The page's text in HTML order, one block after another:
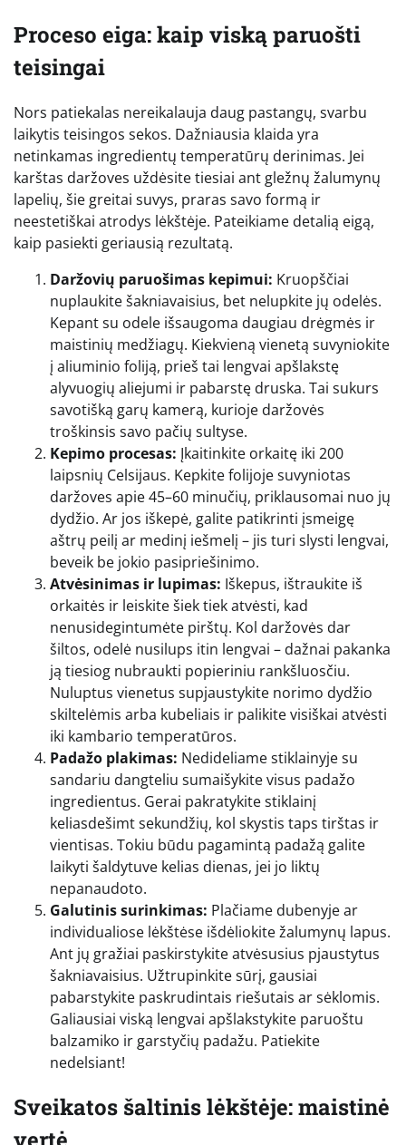
Proceso eiga: kaip viską paruošti
teisingai
Nors patiekalas nereikalauja daug pastangų, svarbu
laikytis teisingos sekos. Dažniausia klaida yra
netinkamas ingredientų temperatūrų derinimas. Jei
karštas daržoves uždėsite tiesiai ant gležnų žalumynų
lapelių, šie greitai suvys, praras savo formą ir
neestetiškai atrodys lėkštėje. Pateikiame detalią eigą,
kaip pasiekti geriausią rezultatą.
Daržovių paruošimas kepimui: Kruopščiai
nuplaukite šakniavaisius, bet nelupkite jų odelės.
Kepant su odele išsaugoma daugiau drėgmės ir
maistinių medžiagų. Kiekvieną vienetą suvyniokite
į aliuminio foliją, prieš tai lengvai apšlakstę
alyvuogių aliejumi ir pabarstę druska. Tai sukurs
savotišką garų kamerą, kurioje daržovės
troškinsis savo pačių sultyse.
Kepimo procesas: Įkaitinkite orkaitę iki 200
laipsnių Celsijaus. Kepkite folijoje suvyniotas
daržoves apie 45–60 minučių, priklausomai nuo jų
dydžio. Ar jos iškepė, galite patikrinti įsmeigę
aštrų peilį ar medinį iešmelį – jis turi slysti lengvai,
beveik be jokio pasipriešinimo.
Atvėsinimas ir lupimas: Iškepus, ištraukite iš
orkaitės ir leiskite šiek tiek atvėsti, kad
nenusidegintumėte pirštų. Kol daržovės dar
šiltos, odelė nusilups itin lengvai – dažnai pakanka
ją tiesiog nubraukti popieriniu rankšluosčiu.
Nuluptus vienetus supjaustykite norimo dydžio
skiltelėmis arba kubeliais ir palikite visiškai atvėsti
iki kambario temperatūros.
Padažo plakimas: Nedideliame stiklainyje su
sandariu dangteliu sumaišykite visus padažo
ingredientus. Gerai pakratykite stiklainį
keliasdešimt sekundžių, kol skystis taps tirštas ir
vientisas. Tokiu būdu pagamintą padažą galite
laikyti šaldytuve kelias dienas, jei jo liktų
nepanaudoto.
Galutinis surinkimas: Plačiame dubenyje ar
individualiose lėkštėse išdėliokite žalumynų lapus.
Ant jų gražiai paskirstykite atvėsusius pjaustytus
šakniavaisius. Užtrupinkite sūrį, gausiai
pabarstykite paskrudintais riešutais ar sėklomis.
Galiausiai viską lengvai apšlakstykite paruoštu
balzamiko ir garstyčių padažu. Patiekite
nedelsiant!
Sveikatos šaltinis lėkštėje: maistinė